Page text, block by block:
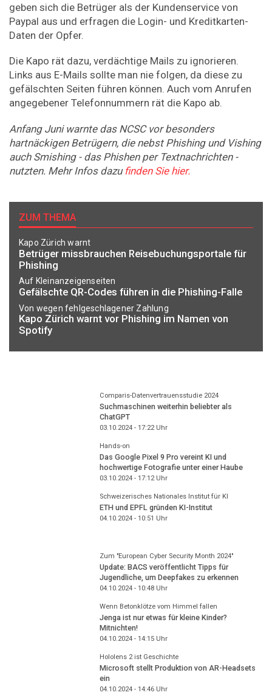
geben sich die Betrüger als der Kundenservice von
Paypal aus und erfragen die Login- und Kreditkarten-
Daten der Opfer.
Die Kapo rät dazu, verdächtige Mails zu ignorieren.
Links aus E-Mails sollte man nie folgen, da diese zu
gefälschten Seiten führen können. Auch vom Anrufen
angegebener Telefonnummern rät die Kapo ab.
Anfang Juni warnte das NCSC vor besonders
hartnäckigen Betrügern, die nebst Phishing und Vishing
auch Smishing - das Phishen per Textnachrichten -
nutzten. Mehr Infos dazu finden Sie hier.
ZUM THEMA
Kapo Zürich warnt
Betrüger missbrauchen Reisebuchungsportale für
Phishing
Auf Kleinanzeigenseiten
Gefälschte QR-Codes führen in die Phishing-Falle
Von wegen fehlgeschlagener Zahlung
Kapo Zürich warnt vor Phishing im Namen von
Spotify
Comparis-Datenvertrauensstudie 2024
Suchmaschinen weiterhin beliebter als
ChatGPT
03.10.2024 - 17:22Uhr
Hands-on
Das Google Pixel 9 Pro vereint KI und
hochwertige Fotografie unter einer Haube
03.10.2024 - 17:12Uhr
Schweizerisches Nationales Institut für KI
ETH und EPFL gründen KI-Institut
04.10.2024 - 10:51 Uhr
Zum "European Cyber Security Month 2024"
Update: BACS veröffentlicht Tipps für
Jugendliche, um Deepfakes zu erkennen
04.10.2024 - 10:48Uhr
Wenn Betonklötze vom Himmel fallen
Jenga ist nur etwas für kleine Kinder?
Mitnichten!
04.10.2024 - 14:15Uhr
Hololens 2 ist Geschichte
Microsoft stellt Produktion von AR-Headsets
ein
04.10.2024 - 14:46Uhr